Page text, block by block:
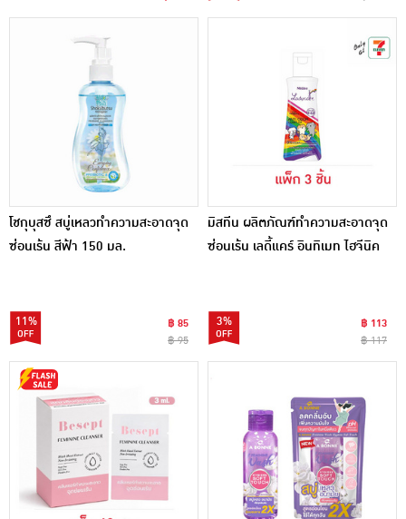
โชกุบุสซึ สบู่เหลวทำความสะอาดจุด
ซ่อนเร้น สีฟ้า 150 มล.
11%
฿ 85
฿ 95
มิสทีน ผลิตภัณฑ์ทำความสะอาดจุด
ซ่อนเร้น เลดี้แคร์ อินทิเมท ไฮจีนิค
3%
฿ 113
฿ 117